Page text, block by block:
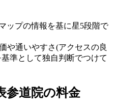
ップの情報を基に星5段階で
や通いやすさ(アクセスの良
準として独自判断でつけて
参道院の料金